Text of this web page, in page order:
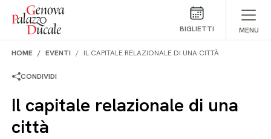
Salta al contenuto
BIGLIETTI MENU
HOME EVENTI IL CAPITALE RELAZIONALE DI UNA CITTÀ
CONDIVIDI
Il capitale relazionale di una
città